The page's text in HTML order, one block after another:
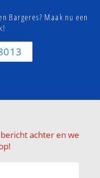
Bargeres? Maak nu een
achter en we